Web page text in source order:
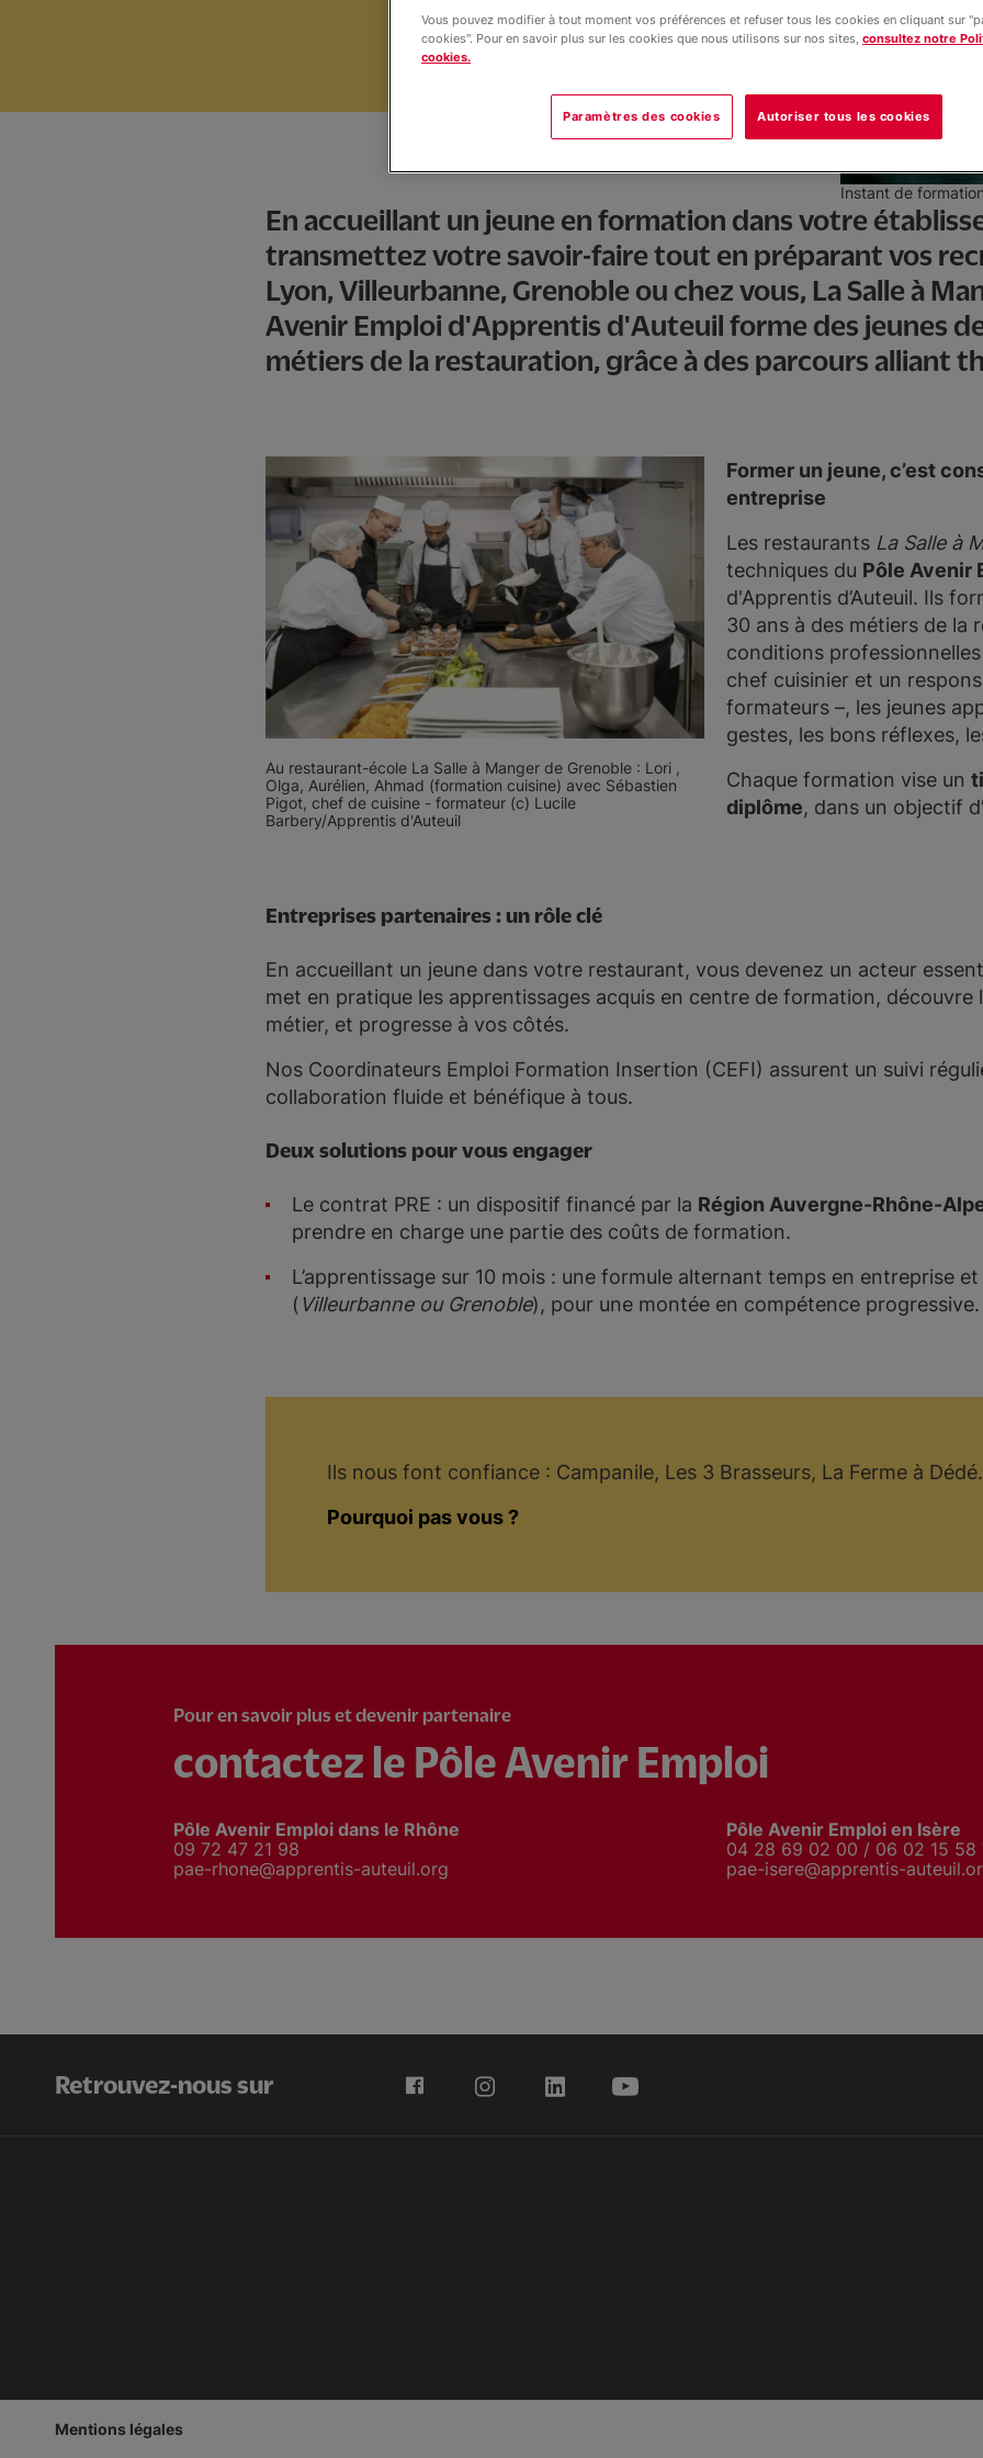
Instant de
En accueillant un jeune en formation dans votre
transmettez votre savoir-faire tout en préparant vos
Lyon, Villeurbanne, Grenoble ou chez vous, La Salle à
Avenir Emploi d'Apprentis d'Auteuil forme des jeunes de
métiers de la restauration, grâce à des parcours alliant
Au restaurant-école La Salle à Manger de Grenoble : Lori ,
Olga, Aurélien, Ahmad (formation cuisine) avec Sébastien
Pigot, chef de cuisine - formateur (c) Lucile
Barbery/Apprentis d'Auteuil
Former un jeune, c’est
entreprise
Les restaurants La Salle à
techniques du Pôle Avenir
d'Apprentis d’Auteuil. Ils
30 ans à des métiers de la
conditions
chef cuisinier et un
formateurs –, les jeunes
gestes, les bons réflexes,
Chaque formation vise un
diplôme, dans un objectif
Entreprises partenaires : un rôle clé
En accueillant un jeune dans votre restaurant, vous devenez un acteur
met en pratique les apprentissages acquis en centre de formation, découvre
métier, et progresse à vos côtés.
Nos Coordinateurs Emploi Formation Insertion (CEFI) assurent un suivi
collaboration fluide et bénéfique à tous.
Deux solutions pour vous engager
Le contrat PRE : un dispositif financé par la Région Auvergne-Rhône-
prendre en charge une partie des coûts de formation.
L’apprentissage sur 10 mois : une formule alternant temps en entreprise
( Villeurbanne ou Grenoble), pour une montée en compétence progressive.
Ils nous font confiance : Campanile, Les 3 Brasseurs, La Ferme à
Pourquoi pas vous ?
Pour en savoir plus et devenir partenaire
contactez le Pôle Avenir Emploi
Pôle Avenir Emploi dans le Rhône
09 72 47 21 98
pae-rhone@apprentis-auteuil.org
Pôle Avenir Emploi en Isère
04 28 69 02 00 / 06 02 15 58
pae-isere@apprentis-
Retrouvez-nous sur
Mentions légales
Vous pouvez modifier à tout moment vos préférences et refuser tous les cookies en cliquant sur
cookies". Pour en savoir plus sur les cookies que nous utilisons sur nos sites, consultez notre
cookies.
Paramètres des cookies Autoriser tous les cookies